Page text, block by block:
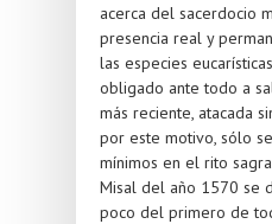
acerca del sacerdocio
presencia real y
las especies
obligado ante todo a
más reciente, atacada
por este motivo, sólo
mínimos en el rito
Misal del año 1570 se
poco del primero de